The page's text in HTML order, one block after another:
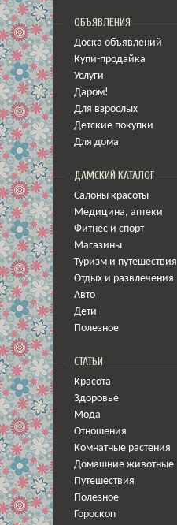
ОБЪЯВЛЕНИЯ
Доска объявлений
Купи-продайка
Услуги
Даром!
Для взрослых
Детские покупки
Для дома
ДАМСКИЙ КАТАЛОГ
Салоны красоты
Медицина, аптеки
Фитнес и спорт
Магазины
Туризм и путешествия
Отдых и развлечения
Авто
Дети
Полезное
СТАТЬИ
Красота
Здоровье
Мода
Отношения
Комнатные растения
Домашние животные
Путешествия
Полезное
Гороскоп